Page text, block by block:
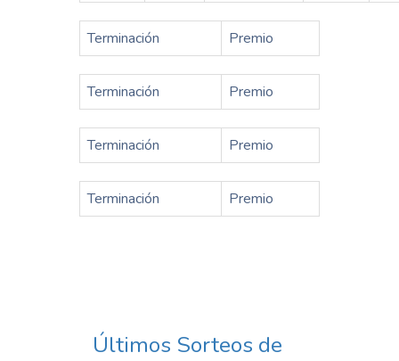
Terminación Premio
Terminación Premio
Terminación Premio
Terminación Premio
Últimos Sorteos de